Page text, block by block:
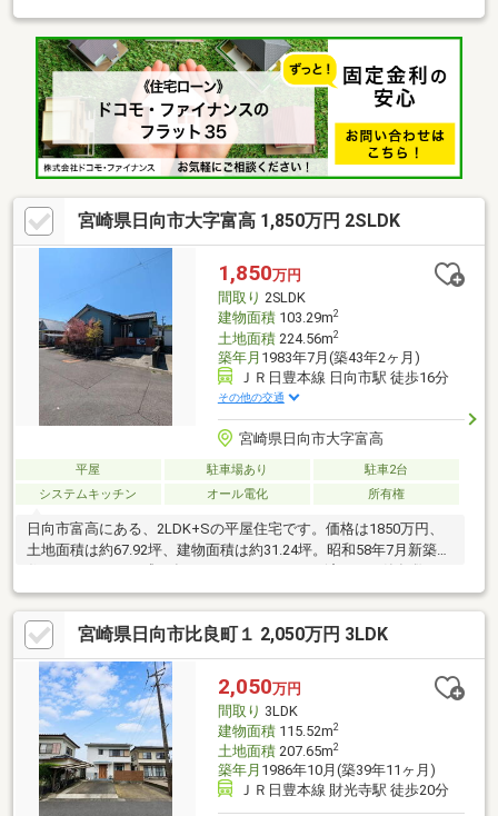
BATH、MAEMURA・BLE付き☆広々18帖LDK！全居室収納付きで
お部屋広々♪☆住宅瑕疵担保責任保険、地盤保証、しろあり保
証、アフターサービス付き◇～周辺環境～◇☆財光寺南小学校
徒歩8分／財光寺中学校 徒歩25分☆マルイチ財光寺店 徒歩17
分【ご見学のご予約・お問い合わせ方法】☆TEL『0982-20-
5489』までお電話、または『見学予約する(無料)』からお気軽に
お問い合わせください。
宮崎県日向市大字富高 1,850万円 2SLDK
1,850万円
間取り 2SLDK
建物面積103.29m2
土地面積224.56m2
築年月 1983年7月(築43年2ヶ月)
ＪＲ日豊本線 日向市駅 徒歩16分
その他の交通
宮崎県日向市大字富高
平屋 駐車場あり
駐車2台
システムキッチン
オール電化 所有権
日向市富高にある、2LDK+Sの平屋住宅です。価格は1850万円、
土地面積は約67.92坪、建物面積は約31.24坪。昭和58年7月新築の
重ねながらも手を入れて活用されてきた一棟です。耐震基準適合
証明書もあり、安心感を持って検討しやすい点も魅力です。海抜
約26mの高台に位置し、土砂災害ハザード区域にも該当していま
せん。富高小学校まで徒歩約5分で、歩行者専用道路もあるため、
お子さまの通学面でも安心感があります。オール電化仕様で、駐
車スペースは2台分。富高エリアで平屋住宅をお探しの方におすす
めです。
宮崎県日向市比良町１ 2,050万円 3LDK
2,050万円
間取り 3LDK
建物面積115.52m2
土地面積207.65m2
築年月 1986年10月(築39年11ヶ月)
ＪＲ日豊本線 財光寺駅 徒歩20分